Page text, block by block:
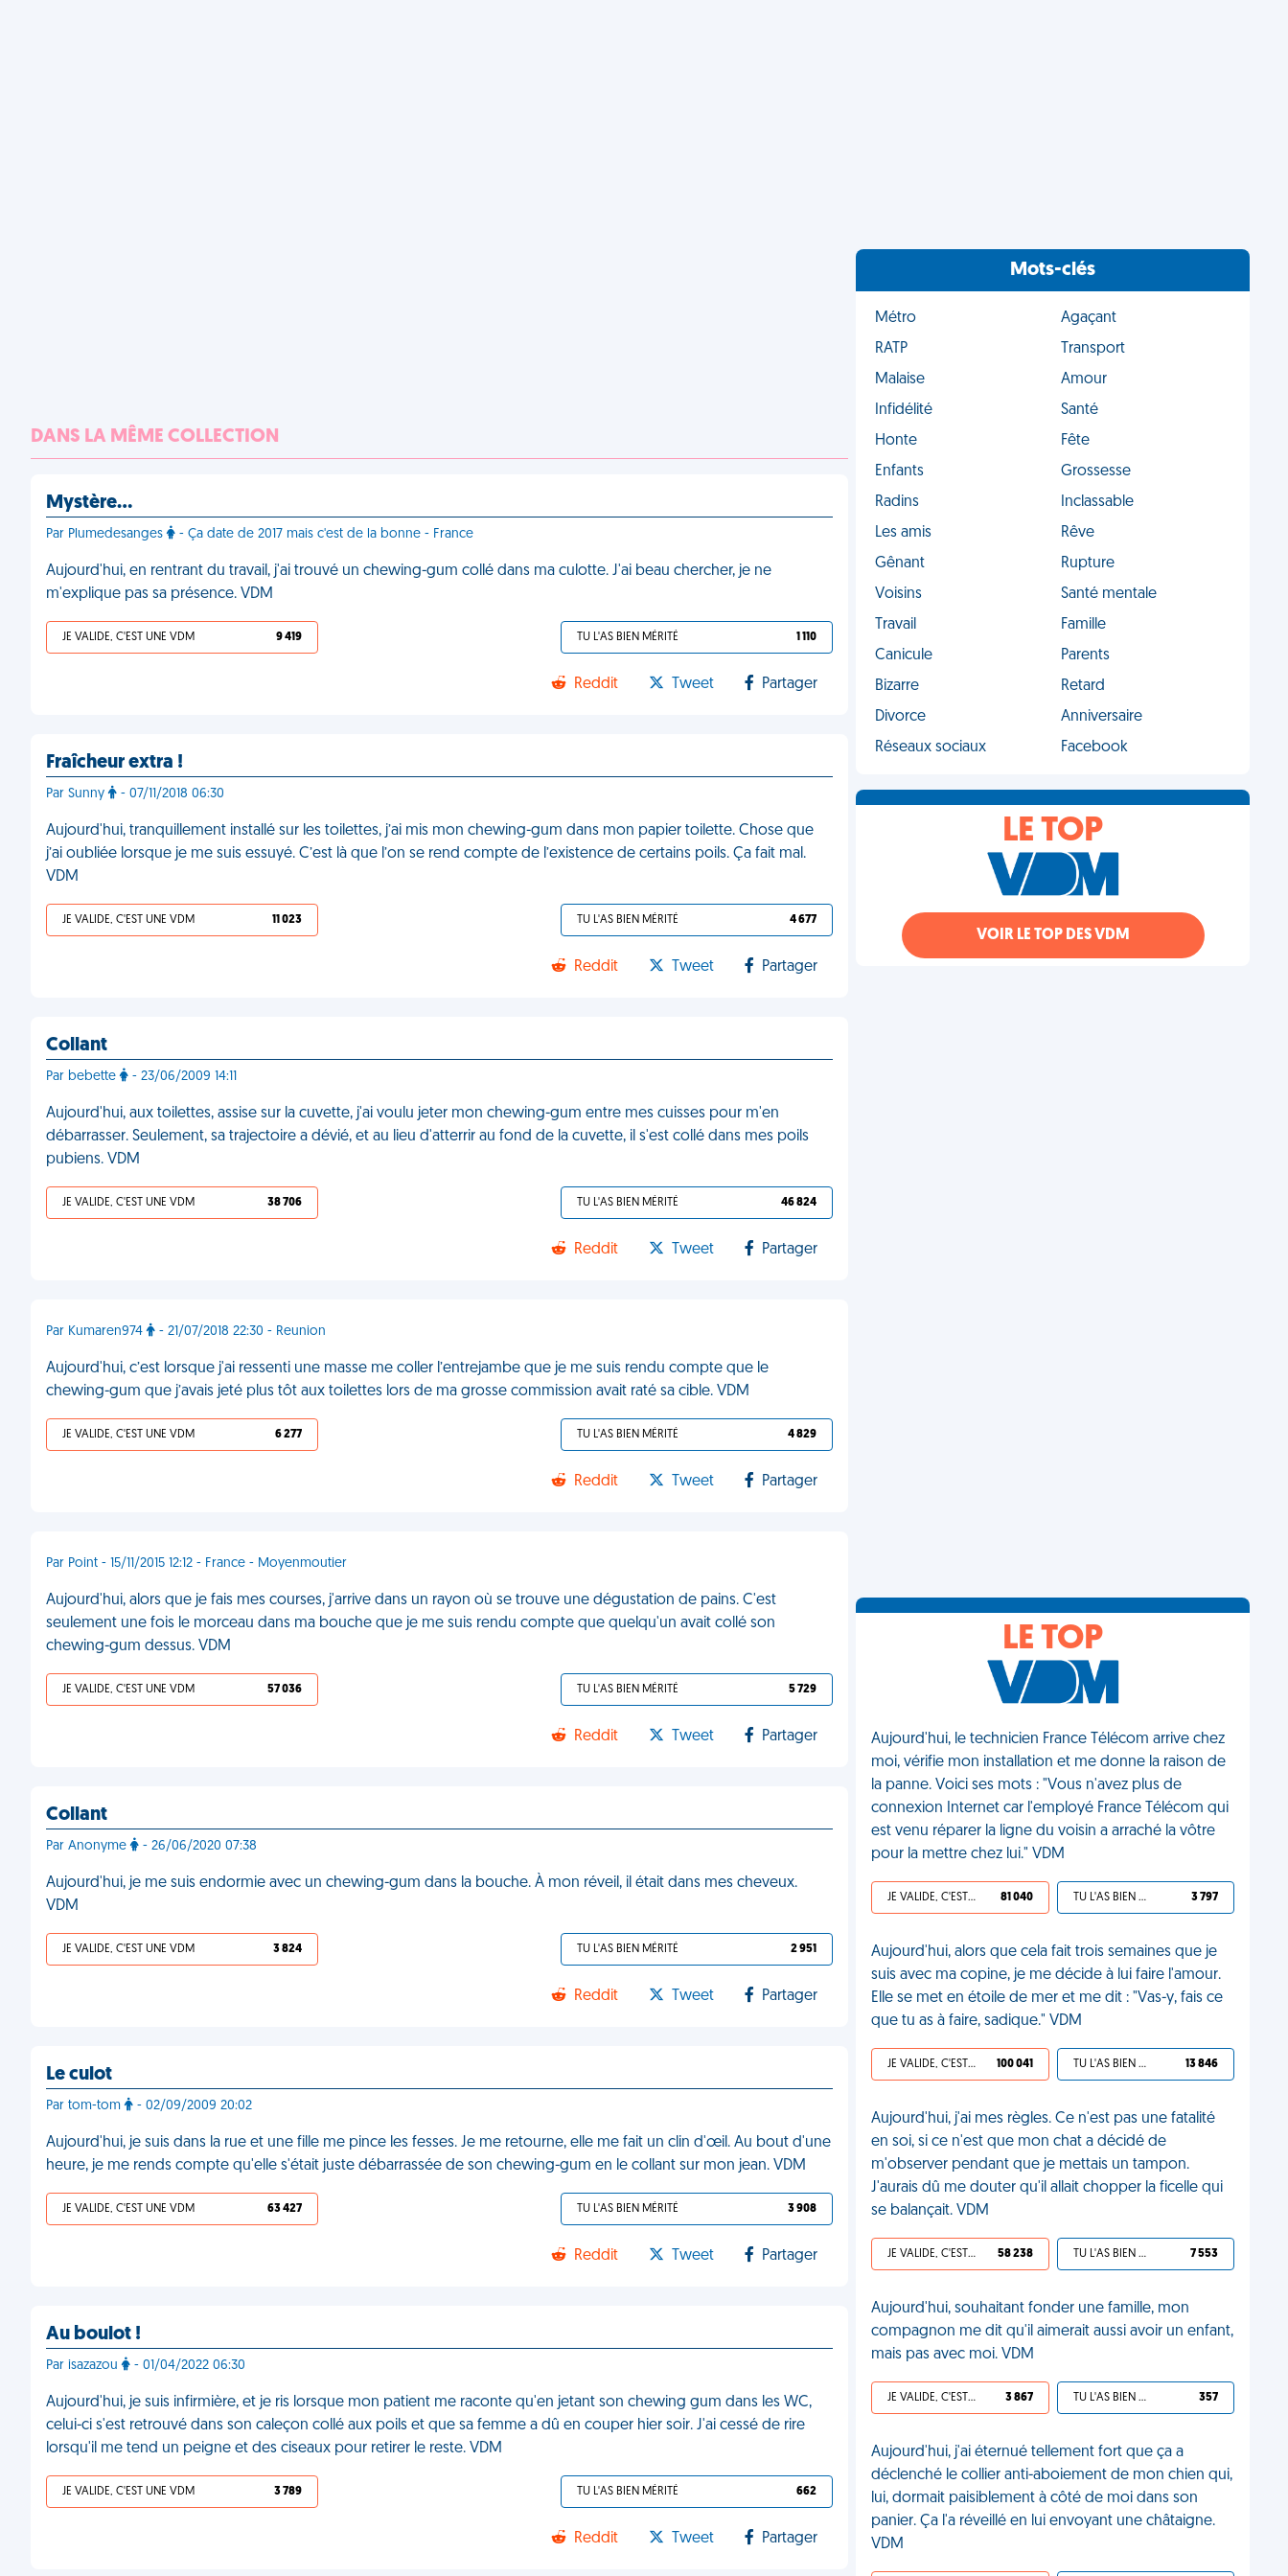
DANS LA MÊME COLLECTION
Mystère…
Par Plumedesanges - Ça date de 2017 mais c'est de la bonne - France
Aujourd'hui, en rentrant du travail, j'ai trouvé un chewing-gum collé dans ma culotte. J'ai beau chercher, je ne
m'explique pas sa présence. VDM
JE VALIDE, C'EST UNE VDM 9 419 TU L'AS BIEN MÉRITÉ 1 110
Reddit Tweet Partager
Fraîcheur extra !
Par Sunny - 07/11/2018 06:30
Aujourd'hui, tranquillement installé sur les toilettes, j’ai mis mon chewing-gum dans mon papier toilette. Chose que
j’ai oubliée lorsque je me suis essuyé. C’est là que l’on se rend compte de l’existence de certains poils. Ça fait mal.
VDM
JE VALIDE, C'EST UNE VDM 11 023 TU L'AS BIEN MÉRITÉ 4 677
Reddit Tweet Partager
Collant
Par bebette - 23/06/2009 14:11
Aujourd'hui, aux toilettes, assise sur la cuvette, j'ai voulu jeter mon chewing-gum entre mes cuisses pour m'en
débarrasser. Seulement, sa trajectoire a dévié, et au lieu d'atterrir au fond de la cuvette, il s'est collé dans mes poils
pubiens. VDM
JE VALIDE, C'EST UNE VDM 38 706 TU L'AS BIEN MÉRITÉ 46 824
Reddit Tweet Partager
Par Kumaren974 - 21/07/2018 22:30 - Reunion
Aujourd'hui, c’est lorsque j'ai ressenti une masse me coller l’entrejambe que je me suis rendu compte que le
chewing-gum que j’avais jeté plus tôt aux toilettes lors de ma grosse commission avait raté sa cible. VDM
JE VALIDE, C'EST UNE VDM 6 277 TU L'AS BIEN MÉRITÉ 4 829
Reddit Tweet Partager
Par Point - 15/11/2015 12:12 - France - Moyenmoutier
Aujourd'hui, alors que je fais mes courses, j'arrive dans un rayon où se trouve une dégustation de pains. C'est
seulement une fois le morceau dans ma bouche que je me suis rendu compte que quelqu'un avait collé son
chewing-gum dessus. VDM
JE VALIDE, C'EST UNE VDM 57 036 TU L'AS BIEN MÉRITÉ 5 729
Reddit Tweet Partager
Collant
Par Anonyme - 26/06/2020 07:38
Aujourd'hui, je me suis endormie avec un chewing-gum dans la bouche. À mon réveil, il était dans mes cheveux.
VDM
JE VALIDE, C'EST UNE VDM 3 824 TU L'AS BIEN MÉRITÉ 2 951
Reddit Tweet Partager
Le culot
Par tom-tom - 02/09/2009 20:02
Aujourd'hui, je suis dans la rue et une fille me pince les fesses. Je me retourne, elle me fait un clin d'œil. Au bout d'une
heure, je me rends compte qu'elle s'était juste débarrassée de son chewing-gum en le collant sur mon jean. VDM
JE VALIDE, C'EST UNE VDM 63 427 TU L'AS BIEN MÉRITÉ 3 908
Reddit Tweet Partager
Au boulot !
Par isazazou - 01/04/2022 06:30
Aujourd'hui, je suis infirmière, et je ris lorsque mon patient me raconte qu'en jetant son chewing gum dans les WC,
celui-ci s'est retrouvé dans son caleçon collé aux poils et que sa femme a dû en couper hier soir. J'ai cessé de rire
lorsqu'il me tend un peigne et des ciseaux pour retirer le reste. VDM
JE VALIDE, C'EST UNE VDM 3 789 TU L'AS BIEN MÉRITÉ 662
Reddit Tweet Partager
Mots-clés
Métro
Agaçant
RATP
Transport
Malaise
Amour
Infidélité
Santé
Honte
Fête
Enfants
Grossesse
Radins
Inclassable
Les amis
Rêve
Gênant
Rupture
Voisins
Santé mentale
Travail
Famille
Canicule
Parents
Bizarre
Retard
Divorce
Anniversaire
Réseaux sociaux
Facebook
LE TOP
VOIR LE TOP DES VDM
LE TOP
Aujourd'hui, le technicien France Télécom arrive chez
moi, vérifie mon installation et me donne la raison de
la panne. Voici ses mots : "Vous n'avez plus de
connexion Internet car l'employé France Télécom qui
est venu réparer la ligne du voisin a arraché la vôtre
pour la mettre chez lui." VDM
JE VALIDE, C'EST UNE VDM 81 040 TU L'AS BIEN MÉRITÉ 3 797
Aujourd'hui, alors que cela fait trois semaines que je
suis avec ma copine, je me décide à lui faire l'amour.
Elle se met en étoile de mer et me dit : "Vas-y, fais ce
que tu as à faire, sadique." VDM
JE VALIDE, C'EST UNE VDM 100 041 TU L'AS BIEN MÉRITÉ 13 846
Aujourd'hui, j'ai mes règles. Ce n'est pas une fatalité
en soi, si ce n'est que mon chat a décidé de
m'observer pendant que je mettais un tampon.
J'aurais dû me douter qu'il allait chopper la ficelle qui
se balançait. VDM
JE VALIDE, C'EST UNE VDM 58 238 TU L'AS BIEN MÉRITÉ 7 553
Aujourd'hui, souhaitant fonder une famille, mon
compagnon me dit qu'il aimerait aussi avoir un enfant,
mais pas avec moi. VDM
JE VALIDE, C'EST UNE VDM 3 867 TU L'AS BIEN MÉRITÉ 357
Aujourd'hui, j'ai éternué tellement fort que ça a
déclenché le collier anti-aboiement de mon chien qui,
lui, dormait paisiblement à côté de moi dans son
panier. Ça l'a réveillé en lui envoyant une châtaigne.
VDM